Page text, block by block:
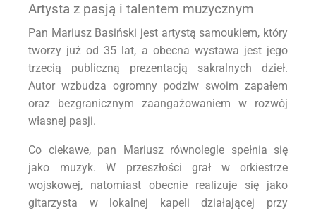
Artysta z pasją i talentem muzycznym
Pan Mariusz Basiński jest artystą samoukiem, który
tworzy już od 35 lat, a obecna wystawa jest jego
trzecią publiczną prezentacją sakralnych dzieł.
Autor wzbudza ogromny podziw swoim zapałem
oraz bezgranicznym zaangażowaniem w rozwój
własnej pasji.
Co ciekawe, pan Mariusz równolegle spełnia się
jako muzyk. W przeszłości grał w orkiestrze
wojskowej, natomiast obecnie realizuje się jako
gitarzysta w lokalnej kapeli działającej przy